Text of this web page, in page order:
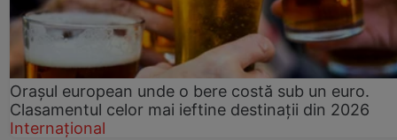
Orașul european unde o bere costă sub un euro.
Clasamentul celor mai ieftine destinații din 2026
Internațional